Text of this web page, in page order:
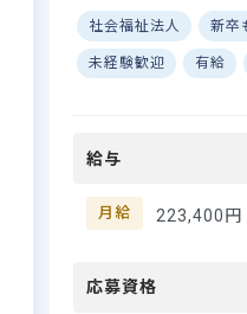
括借り上げ制度もある
住まいの心配もなく安
スタートできますよ♪
■マイカー、バイ
料の駐車場と駐
育と保育
ク・未経験歓迎です！ ーー
【「元気な子」を育む
ふれる保育園】 むさ
指導、習字など多彩な
を広げるお手伝いをし
か？ ーー【チームワーク抜
「困ったときはお互い
社会福祉法人 新卒
未経験歓迎 有給
給与
月給 223,400
応募資格